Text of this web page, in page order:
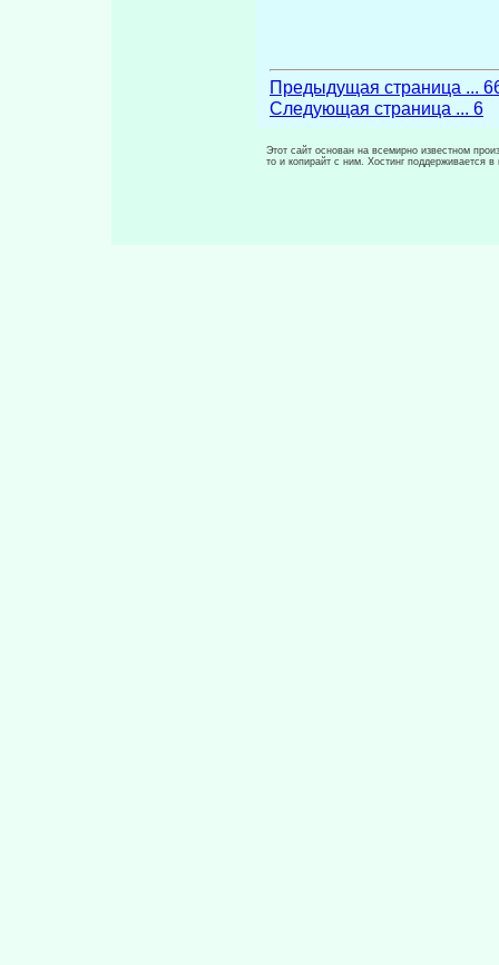
Предыдущая страница ...
Следующая страница ... 6
Этот сайт основан на всемирно известном
то и копирайт с ним. Хостинг поддерживается